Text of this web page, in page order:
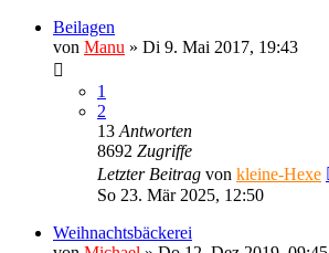
Beilagen
von Manu » Di 9. Mai 2017, 19:43
1
2
13 Antworten
8692 Zugriffe
Letzter Beitrag von kleine-Hexe
So 23. Mär 2025, 12:50
Weihnachtsbäckerei